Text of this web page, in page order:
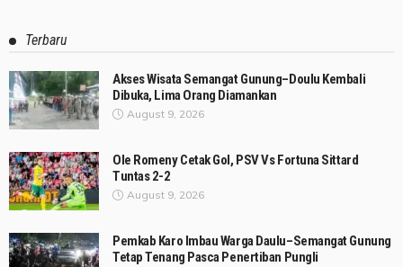
Terbaru
Akses Wisata Semangat Gunung–Doulu Kembali
Dibuka, Lima Orang Diamankan
August 9, 2026
Ole Romeny Cetak Gol, PSV Vs Fortuna Sittard
Tuntas 2-2
August 9, 2026
Pemkab Karo Imbau Warga Daulu–Semangat Gunung
Tetap Tenang Pasca Penertiban Pungli